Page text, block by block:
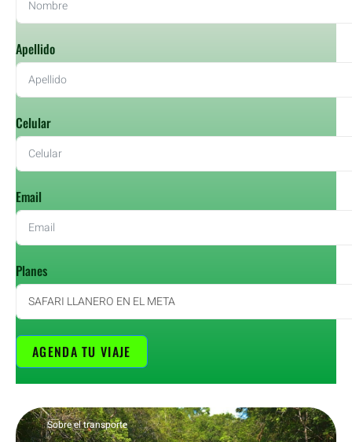
Apellido
Celular
Email
Planes
AGENDA TU VIAJE
Sobre el transporte